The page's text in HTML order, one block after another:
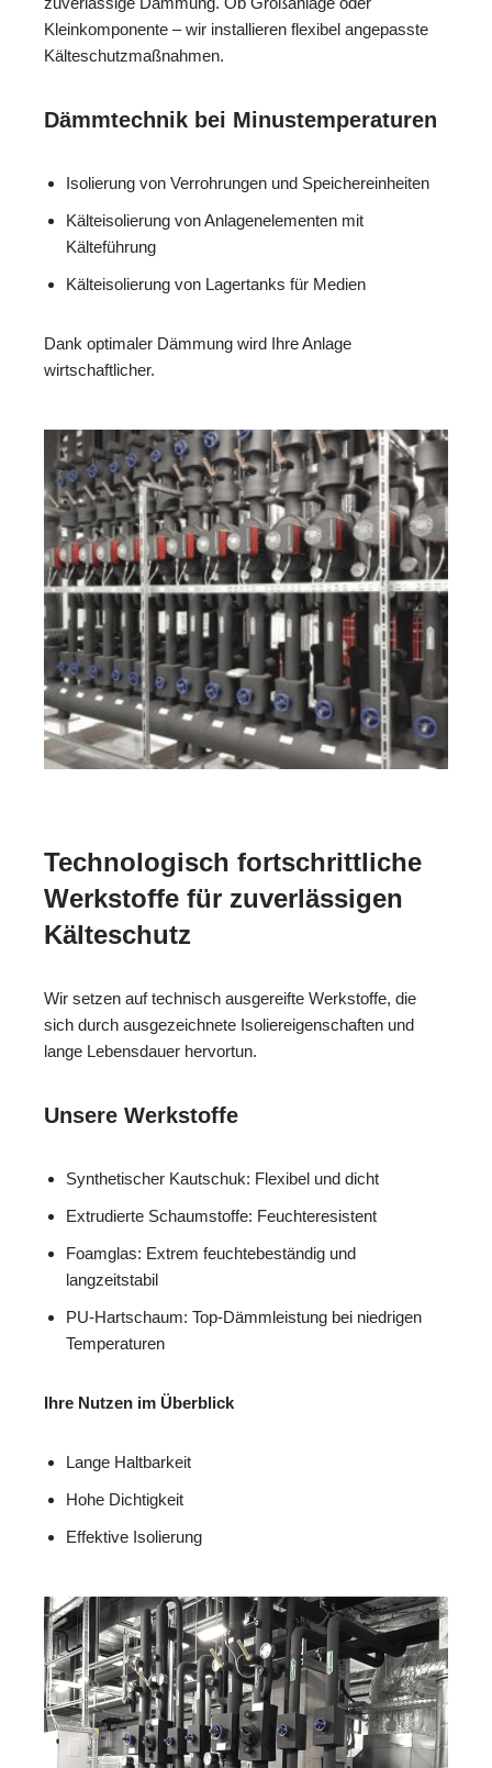
Kleinkomponente – wir installieren flexibel angepasste
Kälteschutzmaßnahmen.
Dämmtechnik bei Minustemperaturen
Isolierung von Verrohrungen und Speichereinheiten
Kälteisolierung von Anlagenelementen mit
Kälteführung
Kälteisolierung von Lagertanks für Medien
Dank optimaler Dämmung wird Ihre Anlage
wirtschaftlicher.
Technologisch fortschrittliche
Werkstoffe für zuverlässigen
Kälteschutz
Wir setzen auf technisch ausgereifte Werkstoffe, die
sich durch ausgezeichnete Isoliereigenschaften und
lange Lebensdauer hervortun.
Unsere Werkstoffe
Synthetischer Kautschuk: Flexibel und dicht
Extrudierte Schaumstoffe: Feuchteresistent
Foamglas: Extrem feuchtebeständig und
langzeitstabil
PU-Hartschaum: Top-Dämmleistung bei niedrigen
Temperaturen
Ihre Nutzen im Überblick
Lange Haltbarkeit
Hohe Dichtigkeit
Effektive Isolierung